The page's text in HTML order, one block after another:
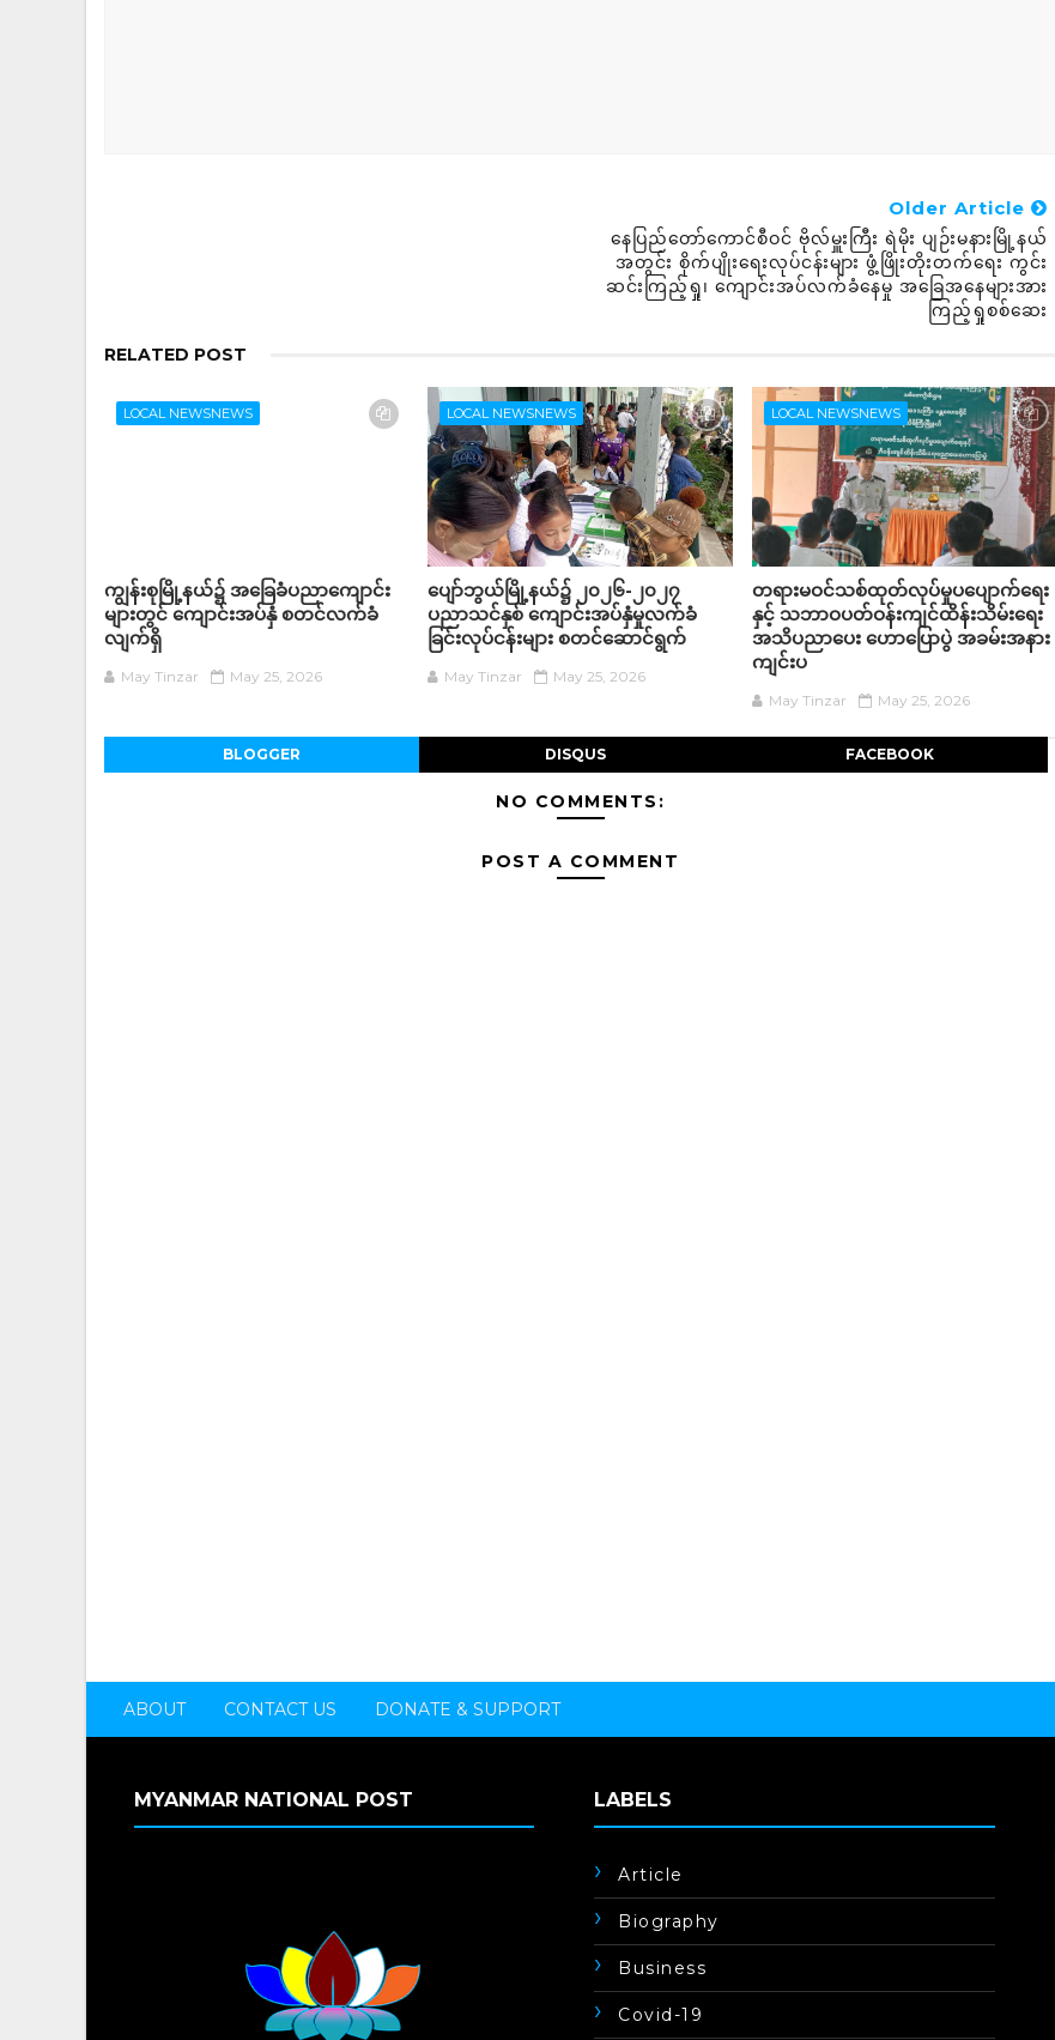
Older Article
နေပြည်တော်ကောင်စီဝင် ဗိုလ်မှူးကြီး ရဲမိုး ပျဉ်းမနားမြို့နယ်
အတွင်း စိုက်ပျိုးရေးလုပ်ငန်းများ ဖွံ့ဖြိုးတိုးတက်ရေး ကွင်း
ဆင်းကြည့်ရှု၊ ကျောင်းအပ်လက်ခံနေမှု အခြေအနေများအား
ကြည့်ရှုစစ်ဆေး
RELATED POST
LOCAL NEWSNEWS
ကျွန်းစုမြို့နယ်၌ အခြေခံပညာကျောင်း
များတွင် ကျောင်းအပ်နှံ စတင်လက်ခံ
လျက်ရှိ
May Tinzar May 25, 2026
LOCAL NEWSNEWS
ပျော်ဘွယ်မြို့နယ်၌ ၂၀၂၆-၂၀၂၇
ပညာသင်နှစ် ကျောင်းအပ်နှံမှုလက်ခံ
ခြင်းလုပ်ငန်းများ စတင်ဆောင်ရွက်
May Tinzar May 25, 2026
LOCAL NEWSNEWS
တရားမဝင်သစ်ထုတ်လုပ်မှုပပျောက်ရေး
နှင့် သဘာဝပတ်ဝန်းကျင်ထိန်းသိမ်းရေး
အသိပညာပေး ဟောပြောပွဲ အခမ်းအနား
ကျင်းပ
May Tinzar May 25, 2026
BLOGGER DISQUS FACEBOOK
NO COMMENTS:
POST A COMMENT
ABOUT CONTACT US DONATE & SUPPORT
MYANMAR NATIONAL POST LABELS
Article
Biography
Business
Covid-19